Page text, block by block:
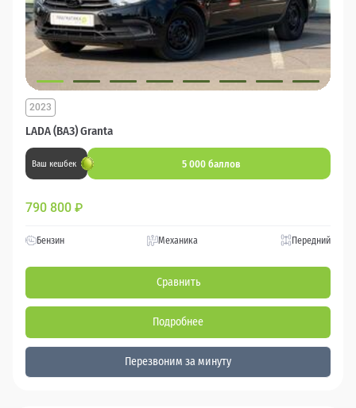
LADA (ВАЗ) Granta
2023
Ваш кешбек 5 000 баллов
790 800 ₽
Бензин Механика Передний
Сравнить
Подробнее
Перезвоним за минуту